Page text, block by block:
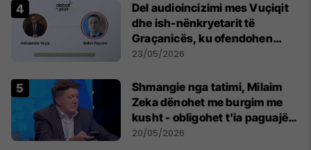
Del audioincizimi mes Vuçiqit
dhe ish-nënkryetarit të
Graçanicës, ku ofendohen
krerë të Kishës Ortodokse
23/05/2026
Shmangie nga tatimi, Milaim
Zeka dënohet me burgim me
kusht - obligohet t'ia paguajë
ATK-së 81 mijë euro
20/05/2026